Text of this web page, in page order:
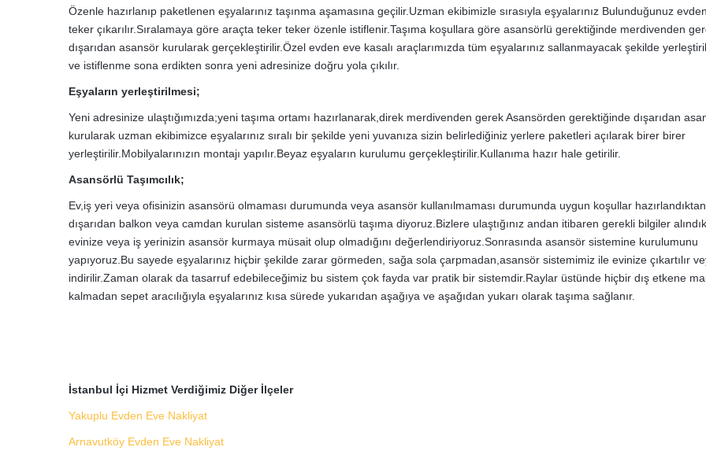
Özenle hazırlanıp paketlenen eşyalarınız taşınma aşamasına geçilir.Uzman ekibimizle sırasıyla eşyalarınız Bulunduğunuz
teker çıkarılır.Sıralamaya göre araçta teker teker özenle istiflenir.Taşıma koşullara göre asansörlü gerektiğinde merdivenden
dışarıdan asansör kurularak gerçekleştirilir.Özel evden eve kasalı araçlarımızda tüm eşyalarınız sallanmayacak şekilde
ve istiflenme sona erdikten sonra yeni adresinize doğru yola çıkılır.
Eşyaların yerleştirilmesi;
Yeni adresinize ulaştığımızda;yeni taşıma ortamı hazırlanarak,direk merdivenden gerek Asansörden gerektiğinde dışarıdan
kurularak uzman ekibimizce eşyalarınız sıralı bir şekilde yeni yuvanıza sizin belirlediğiniz yerlere paketleri açılarak birer birer
yerleştirilir.Mobilyalarınızın montajı yapılır.Beyaz eşyaların kurulumu gerçekleştirilir.Kullanıma hazır hale getirilir.
Asansörlü Taşımcılık;
Ev,iş yeri veya ofisinizin asansörü olmaması durumunda veya asansör kullanılmaması durumunda uygun koşullar
dışarıdan balkon veya camdan kurulan sisteme asansörlü taşıma diyoruz.Bizlere ulaştığınız andan itibaren gerekli bilgiler
evinize veya iş yerinizin asansör kurmaya müsait olup olmadığını değerlendiriyoruz.Sonrasında asansör sistemine kurulumunu
yapıyoruz.Bu sayede eşyalarınız hiçbir şekilde zarar görmeden, sağa sola çarpmadan,asansör sistemimiz ile evinize çıkartılır
indirilir.Zaman olarak da tasarruf edebileceğimiz bu sistem çok fayda var pratik bir sistemdir.Raylar üstünde hiçbir dış etkene
kalmadan sepet aracılığıyla eşyalarınız kısa sürede yukarıdan aşağıya ve aşağıdan yukarı olarak taşıma sağlanır.
İstanbul İçi Hizmet Verdiğimiz Diğer İlçeler
Yakuplu Evden Eve Nakliyat
Arnavutköy Evden Eve Nakliyat